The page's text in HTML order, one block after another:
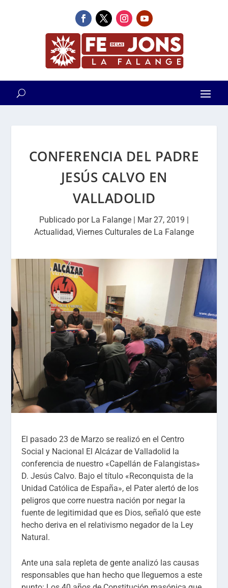
CONFERENCIA DEL PADRE
JESÚS CALVO EN
VALLADOLID
Publicado por La Falange | Mar 27, 2019 |
Actualidad, Viernes Culturales de La Falange
El pasado 23 de Marzo se realizó en el Centro
Social y Nacional El Alcázar de Valladolid la
conferencia de nuestro «Capellán de Falangistas»
D. Jesús Calvo. Bajo el título «Reconquista de la
Unidad Católica de España», el Pater alertó de los
peligros que corre nuestra nación por negar la
fuente de legitimidad que es Dios, señaló que este
hecho deriva en el relativismo negador de la Ley
Natural.
Ante una sala repleta de gente analizó las causas
responsables que han hecho que lleguemos a este